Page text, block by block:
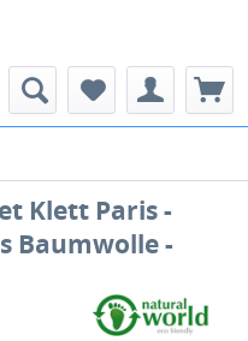
Klett Paris -
Baumwolle -